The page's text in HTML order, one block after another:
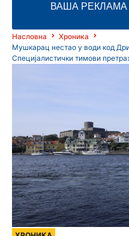
ВАША
Насловна
Хроника
Мушкарац нестао у води код
Специјалистички тимови